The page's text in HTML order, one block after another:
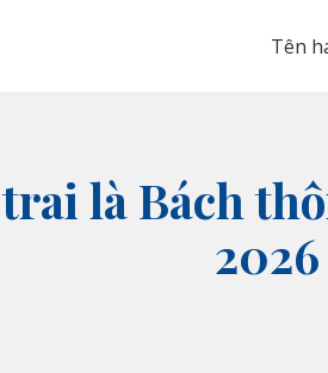
Tên
là Bách
2026